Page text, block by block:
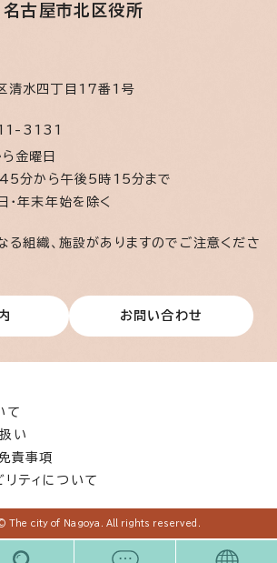
名古屋市北区役所
清水四丁目17番1号
3131
ら金曜日
分から午後5時15分まで
・年末年始を除く
組織、施設がありますのでご注意くださ
お問い合わせ
て
い
責事項
リティについて
The city of Nagoya. All rights reserved.